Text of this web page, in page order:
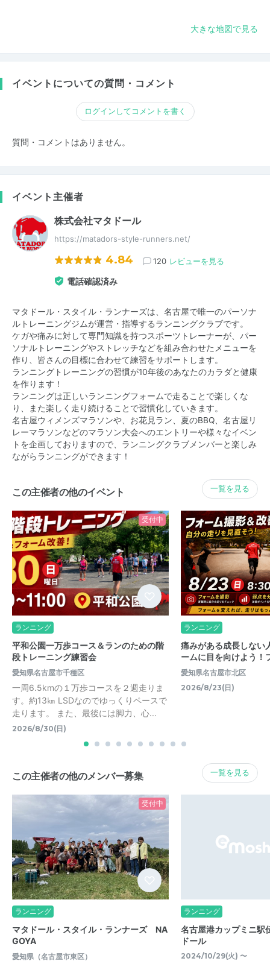
大きな地図で見る
イベントについての質問・コメント
ログインしてコメントを書く
質問・コメントはありません。
イベント主催者
株式会社マタドール
https://matadors-style-runners.net/
4.84 120 レビューを見る
電話確認済み
マタドール・スタイル・ランナーズは、名古屋で唯一のパーソナ
ルトレーニングジムが運営・指導するランニングクラブです。
ケガや痛みに対して専門知識を持つスポーツトレーナーが、パー
ソナルトレーニングやストレッチなどを組み合わせたメニューを
作り、皆さんの目標に合わせて練習をサポートします。
ランニングトレーニングの習慣が10年後のあなたのカラダと健康
を作ります！
ランニングは正しいランニングフォームで走ることで楽しくな
り、また楽しく走り続けることで習慣化していきます。
名古屋ウィメンズマラソンや、お花見ラン、夏のBBQ、名古屋リ
レーマラソンなどのマラソン大会へのエントリーや様々なイベン
トを企画しておりますので、ランニングクラブメンバーと楽しみ
ながらランニングができます！
この主催者の他のイベント 一覧を見る
受付中
ランニング
平和公園一万歩コース＆ランのための階
段トレーニング練習会
愛知県名古屋市千種区
一周6.5kmの１万歩コースを２週走りま
す。約13㎞ LSDなのでゆっくりペースで
走ります。 また、最後には脚力、心...
2026/8/30(日)
ランニング
痛みがある成長しない
ームに目を向けよう！
愛知県名古屋市北区
2026/8/23(日)
この主催者の他のメンバー募集 一覧を見る
受付中
ランニング
マタドール・スタイル・ランナーズ NA
GOYA
愛知県（名古屋市東区）
ランニング
名古屋港カップミニ
ドール
2024/10/29(火) 〜